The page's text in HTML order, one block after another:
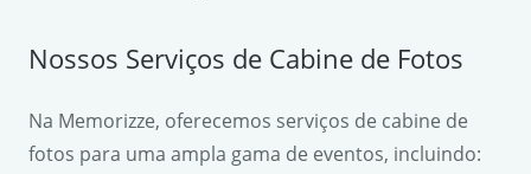
Nossos Serviços de Cabine de Fotos
Na Memorizze, oferecemos serviços de cabine de
fotos para uma ampla gama de eventos, incluindo: